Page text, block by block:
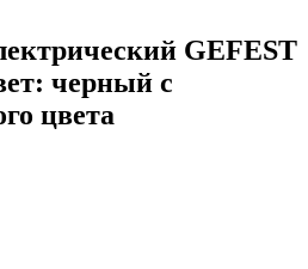
GEFEST
черный с
цвета